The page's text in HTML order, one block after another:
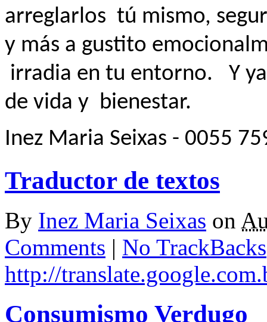
arreglarlos tú mismo,
y más a gustito
irradia en tu entorno.
Y
de vida y bienestar.
Inez Maria Seixas - 0055
Traductor de textos
By Inez Maria Seixas on
Comments | No TrackBacks
http://
Consumismo Verdugo